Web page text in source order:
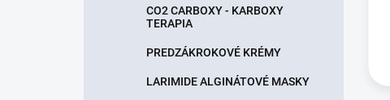
CO2 CARBOXY - KARBOXY
TERAPIA
PREDZÁKROKOVÉ KRÉMY
LARIMIDE ALGINÁTOVÉ MASKY